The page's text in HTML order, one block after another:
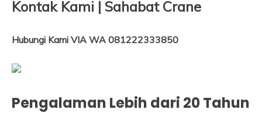
Kontak Kami | Sahabat Crane
Hubungi Kami VIA WA 081222333850
Pengalaman Lebih dari 20 Tahun